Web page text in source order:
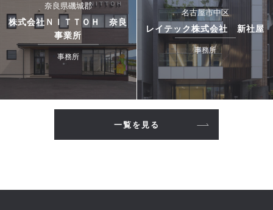
奈良県磯城郡
株式会社ＮＩＴＴＯＨ 奈良
事業所
事務所
名古屋市中区
レイテック株式会社 新社屋
事務所
一覧を見る